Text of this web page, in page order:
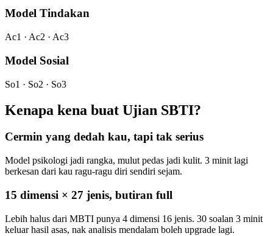
Model Tindakan
Ac1 · Ac2 · Ac3
Model Sosial
So1 · So2 · So3
Kenapa kena buat Ujian SBTI?
Cermin yang dedah kau, tapi tak serius
Model psikologi jadi rangka, mulut pedas jadi kulit. 3 minit lagi
berkesan dari kau ragu-ragu diri sendiri sejam.
15 dimensi × 27 jenis, butiran full
Lebih halus dari MBTI punya 4 dimensi 16 jenis. 30 soalan 3 minit
keluar hasil asas, nak analisis mendalam boleh upgrade lagi.